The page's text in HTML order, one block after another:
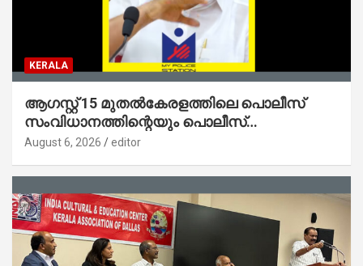
KERALA
ആഗസ്റ്റ് 15 മുതല്‍കേരളത്തിലെ പൊലീസ്
സംവിധാനത്തിന്റെയും പൊലീസ്
സ്റ്റേഷനുകളുടെയും മുഖഛായ മാറുകയാണ് :
August 6, 2026 editor